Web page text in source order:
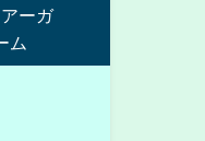
ーガ
ム